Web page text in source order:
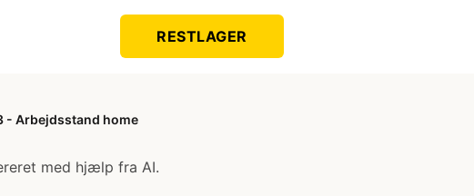
RESTLAGER
- Arbejdsstand home
med hjælp fra AI.